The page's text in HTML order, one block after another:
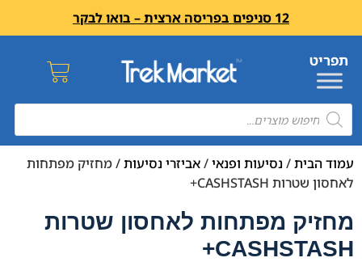
12 סניפים בפריסה ארצית – בואו לבקר
עמוד הבית/ נסיעות ופנאי/אביזרי נסיעות/ מחזיק מפתחות
לאחסון שטרות CASHSTASH+
מחזיק מפתחות לאחסון שטרות
CASHSTASH+